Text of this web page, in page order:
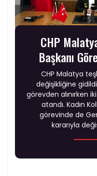
CHP
Başkanı
CHP Malatya
değişikliğine
görevden alınırken
atandı. Kadın
görevinde de
kararıyla